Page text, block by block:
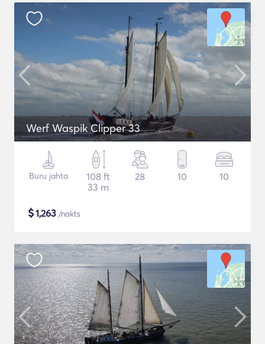
Werf Waspik Clipper 33
Buru jahta
108 ft
33 m
28 10 10
$1,263 /nakts